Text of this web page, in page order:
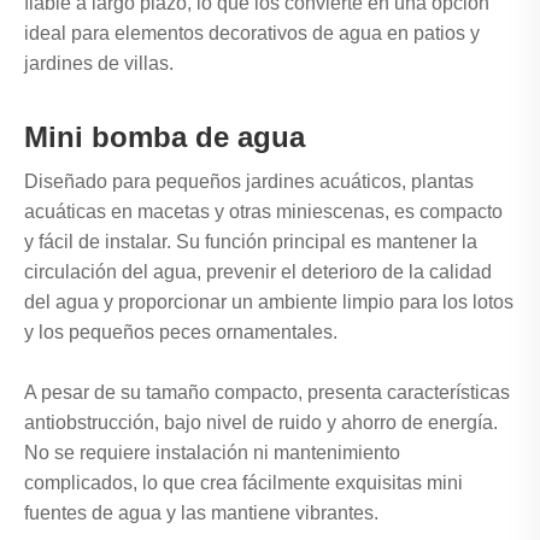
ideal para elementos decorativos de agua en patios y
jardines de villas.
Mini bomba de agua
Diseñado para pequeños jardines acuáticos, plantas
acuáticas en macetas y otras miniescenas, es compacto
y fácil de instalar. Su función principal es mantener la
circulación del agua, prevenir el deterioro de la calidad
del agua y proporcionar un ambiente limpio para los lotos
y los pequeños peces ornamentales.
A pesar de su tamaño compacto, presenta características
antiobstrucción, bajo nivel de ruido y ahorro de energía.
No se requiere instalación ni mantenimiento
complicados, lo que crea fácilmente exquisitas mini
fuentes de agua y las mantiene vibrantes.